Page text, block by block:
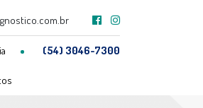
(54) 3046-7300